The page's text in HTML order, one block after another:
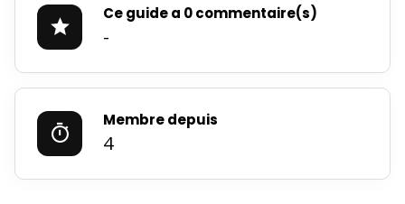
Ce guide a 0 commentaire(s)
-
Membre depuis
4